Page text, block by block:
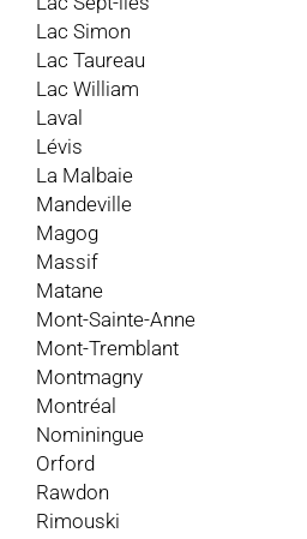
Lac Simon
Lac Taureau
Lac William
Laval
Lévis
La Malbaie
Mandeville
Magog
Massif
Matane
Mont-Sainte-Anne
Mont-Tremblant
Montmagny
Montréal
Nominingue
Orford
Rawdon
Rimouski